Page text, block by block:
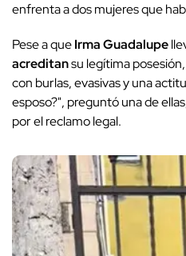
enfrenta a dos mujeres que
Pese a queIrma Guadalupe
acreditansu legítima
con burlas, evasivas y una
esposo?", preguntó una de
por el reclamo legal.